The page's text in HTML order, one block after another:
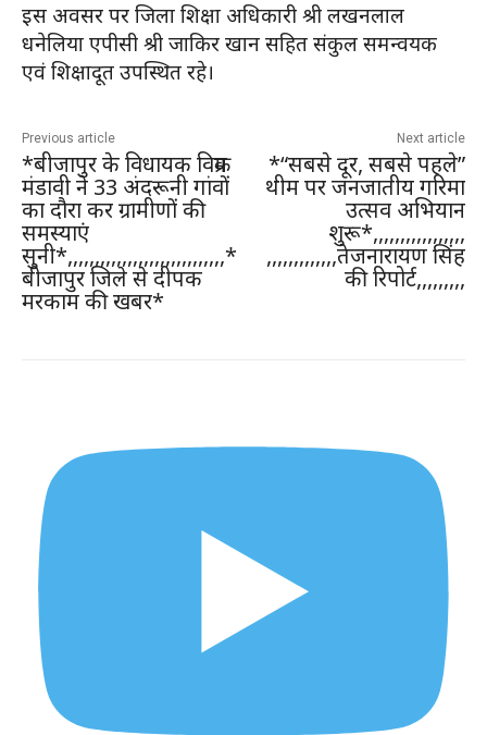
इस अवसर पर जिला शिक्षा अधिकारी श्री लखनलाल
धनेलिया एपीसी श्री जाकिर खान सहित संकुल समन्वयक
एवं शिक्षादूत उपस्थित रहे।
Previous article
*बीजापुर के विधायक विक्रम
मंडावी ने 33 अंदरूनी गांवों
का दौरा कर ग्रामीणों की
समस्याएं
सुनी*,,,,,,,,,,,,,,,,,,,,,,,,,,,,,*
बीजापुर जिले से दीपक
मरकाम की खबर*
Next article
*“सबसे दूर, सबसे पहले”
थीम पर जनजातीय गरिमा
उत्सव अभियान
शुरू*,,,,,,,,,,,,,,,,,
,,,,,,,,,,,,,तेजनारायण सिंह
की रिपोर्ट,,,,,,,,,